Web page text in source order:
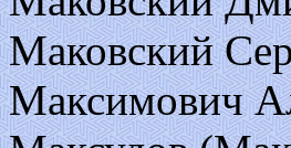
Маковский
Максимович